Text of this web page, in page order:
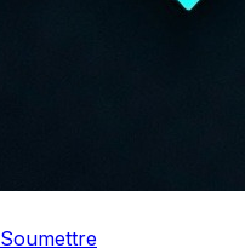
Soumettre